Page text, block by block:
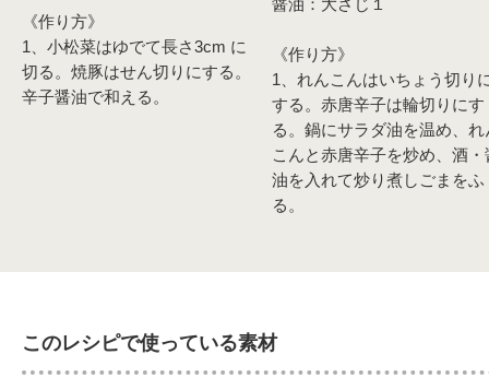
《作り方》
1、小松菜はゆでて長さ3cm に
切る。焼豚はせん切りにする。
辛子醤油で和える。
醤油：大さじ１
《作り方》
1、れんこんはいちょう切り
する。赤唐辛子は輪切りにす
る。鍋にサラダ油を温め、れ
こんと赤唐辛子を炒め、酒・
油を入れて炒り煮しごまをふ
る。
このレシピで使っている素材